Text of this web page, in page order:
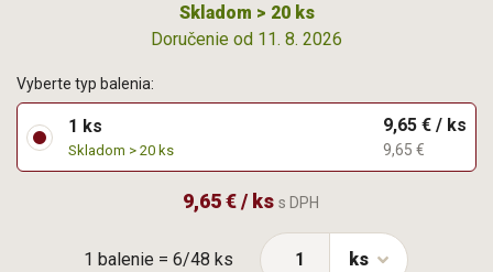
Skladom > 20 ks
Doručenie od 11. 8. 2026
1 balenie = 6/48 ks
Vyberte typ balenia:
1 ks
Skladom > 20 ks
9,65 € / ks
9,65 €
9,65 € / ks s DPH
ks